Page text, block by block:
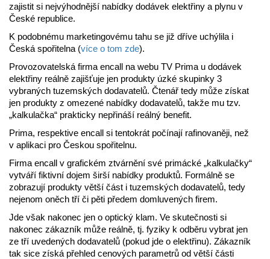
zajistit si nejvýhodnější nabídky dodávek elektřiny a plynu v
České republice.
K podobnému marketingovému tahu se již dříve uchýlila i
Česká spořitelna (více o tom zde).
Provozovatelská firma encall na webu TV Prima u dodávek
elektřiny reálně zajišťuje jen produkty úzké skupinky 3
vybraných tuzemských dodavatelů. Čtenář tedy může získat
jen produkty z omezené nabídky dodavatelů, takže mu tzv.
„kalkulačka“ prakticky nepřináší reálný benefit.
Prima, respektive encall si tentokrát počínají rafinovaněji, než
v aplikaci pro Českou spořitelnu.
Firma encall v grafickém ztvárnění své primácké „kalkulačky“
vytváří fiktivní dojem širší nabídky produktů. Formálně se
zobrazují produkty větší část i tuzemských dodavatelů, tedy
nejenom oněch tří či pěti předem domluvených firem.
Jde však nakonec jen o optický klam. Ve skutečnosti si
nakonec zákazník může reálně, tj. fyziky k odběru vybrat jen
ze tří uvedených dodavatelů (pokud jde o elektřinu). Zákazník
tak sice získá přehled cenových parametrů od větší části